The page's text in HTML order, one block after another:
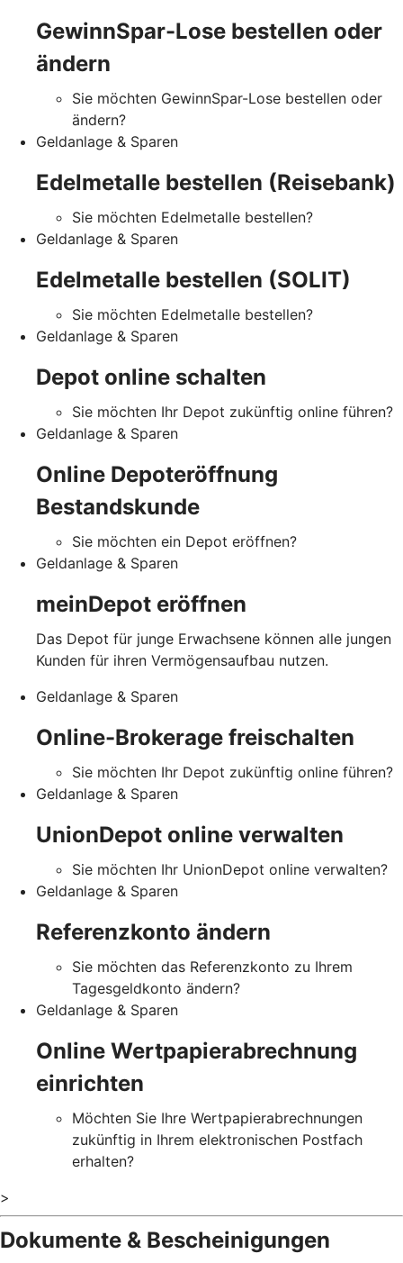
GewinnSpar-Lose bestellen oder
ändern
Sie möchten GewinnSpar-Lose bestellen oder
ändern?
Geldanlage & Sparen
Edelmetalle bestellen (Reisebank)
Sie möchten Edelmetalle bestellen?
Geldanlage & Sparen
Edelmetalle bestellen (SOLIT)
Sie möchten Edelmetalle bestellen?
Geldanlage & Sparen
Depot online schalten
Sie möchten Ihr Depot zukünftig online führen?
Geldanlage & Sparen
Online Depoteröffnung
Bestandskunde
Sie möchten ein Depot eröffnen?
Geldanlage & Sparen
meinDepot eröffnen
Das Depot für junge Erwachsene können alle jungen
Kunden für ihren Vermögensaufbau nutzen.
Geldanlage & Sparen
Online-Brokerage freischalten
Sie möchten Ihr Depot zukünftig online führen?
Geldanlage & Sparen
UnionDepot online verwalten
Sie möchten Ihr UnionDepot online verwalten?
Geldanlage & Sparen
Referenzkonto ändern
Sie möchten das Referenzkonto zu Ihrem
Tagesgeldkonto ändern?
Geldanlage & Sparen
Online Wertpapierabrechnung
einrichten
Möchten Sie Ihre Wertpapierabrechnungen
zukünftig in Ihrem elektronischen Postfach
erhalten?
>
Dokumente & Bescheinigungen